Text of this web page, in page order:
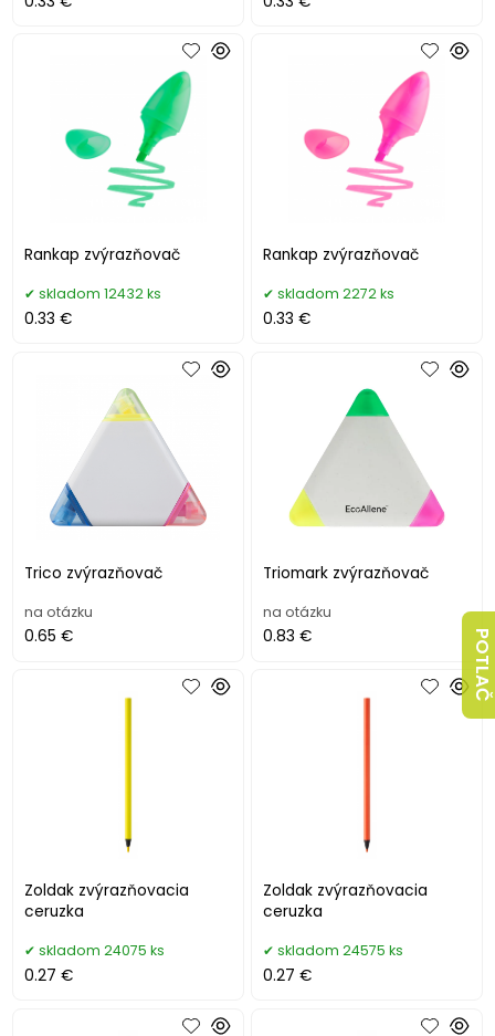
Rankap zvýrazňovač
skladom 12432 ks
0.33 €
Rankap zvýrazňovač
skladom 2272 ks
0.33 €
Trico zvýrazňovač
na otázku
0.65 €
Triomark zvýrazňovač
na otázku
0.83 €
Zoldak zvýrazňovacia
ceruzka
skladom 24075 ks
0.27 €
Zoldak zvýrazňovacia
ceruzka
skladom 24575 ks
0.27 €
POTLAČ